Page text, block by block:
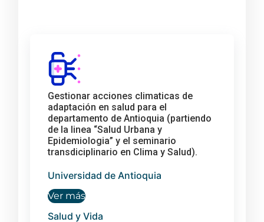
Gestionar acciones climaticas de
adaptación en salud para el
departamento de Antioquia (partiendo
de la linea “Salud Urbana y
Epidemiologia” y el seminario
transdiciplinario en Clima y Salud).
Universidad de Antioquia
Ver más
Salud y Vida